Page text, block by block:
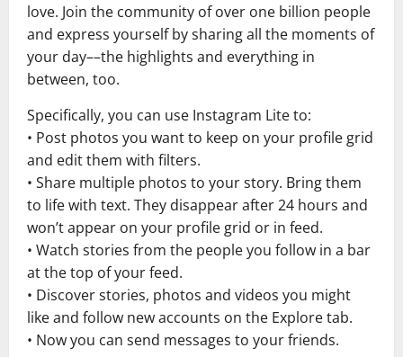
love. Join the community of over one billion people
and express yourself by sharing all the moments of
your day––the highlights and everything in
between, too.
Specifically, you can use Instagram Lite to:
• Post photos you want to keep on your profile grid
and edit them with filters.
• Share multiple photos to your story. Bring them
to life with text. They disappear after 24 hours and
won’t appear on your profile grid or in feed.
• Watch stories from the people you follow in a bar
at the top of your feed.
• Discover stories, photos and videos you might
like and follow new accounts on the Explore tab.
• Now you can send messages to your friends.